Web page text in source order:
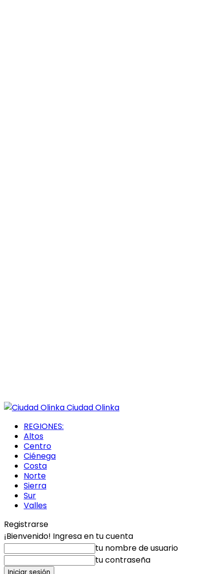
Ciudad Olinka
REGIONES:
Altos
Centro
Ciénega
Costa
Norte
Sierra
Sur
Valles
Registrarse
¡Bienvenido! Ingresa en tu cuenta
tu nombre de usuario
tu contraseña